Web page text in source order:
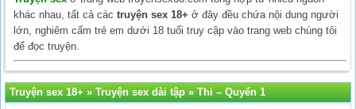
khác nhau, tất cả các truyện sex 18+ ở đây đều chứa nội dung người
lớn, nghiêm cấm trẻ em dưới 18 tuổi truy cập vào trang web chúng tôi
để đọc truyện.
Truyện sex 18+ »Truyện sex dài tập »Thi – Quyển 1